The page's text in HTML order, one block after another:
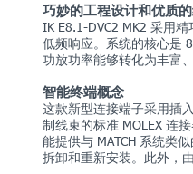
巧妙的工程设计和优质
IK E8.1-DVC2 MK2 采用
低频响应。系统的核心是
功放功率能够转化为丰富
智能终端概念
这款新型连接端子采用插
制线束的标准 MOLEX 连
能提供与 MATCH 系统类
拆卸和重新安装。此外，